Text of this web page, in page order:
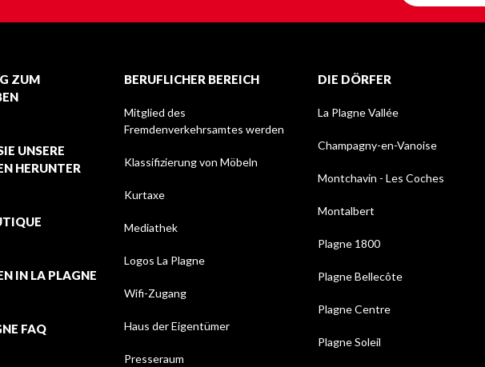
ZUM
UNSERE
HERUNTER
IN LA PLAGNE
FAQ
BERUFLICHER BEREICH
Mitglied des
Fremdenverkehrsamtes werden
Klassifizierung von Möbeln
Kurtaxe
Mediathek
Logos La Plagne
Wifi-Zugang
Haus der Eigentümer
Presseraum
DIE DÖRFER
La Plagne Vallée
Champagny-en-Vanoise
Montchavin - Les Coches
Montalbert
Plagne 1800
Plagne Bellecôte
Plagne Centre
Plagne Soleil